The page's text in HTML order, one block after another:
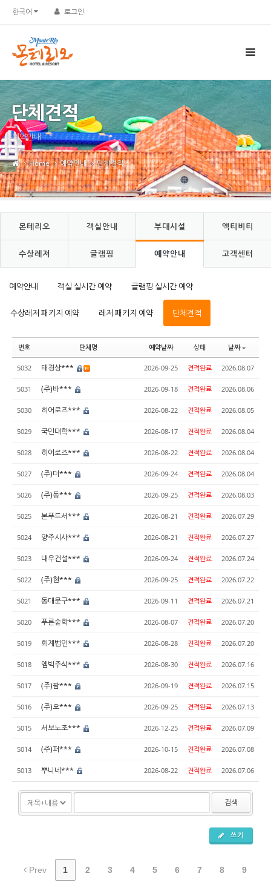
한국어 로그인
단체견적
예약안내
Home 예약안내 단체견적
몬테리오 객실안내 부대시설 액티비티
수상레저 글램핑 예약안내 고객센터
예약안내 객실 실시간 예약 글램핑 실시간 예약
수상레저 패키지 예약 레저 패키지 예약 단체견적
번호 단체명 예약날짜 상태 날짜
5032 태경상*** 2026-09-25 견적완료 2026.08.07
5031 (주)바*** 2026-09-18 견적완료 2026.08.06
5030 히어로즈*** 2026-08-22 견적완료 2026.08.05
5029 국민대학*** 2026-08-17 견적완료 2026.08.04
5028 히어로즈*** 2026-08-22 견적완료 2026.08.04
5027 (주)더*** 2026-09-24 견적완료 2026.08.04
5026 (주)동*** 2026-09-25 견적완료 2026.08.03
5025 본푸드서*** 2026-08-21 견적완료 2026.07.29
5024 양주시사*** 2026-08-21 견적완료 2026.07.27
5023 대우건설*** 2026-09-24 견적완료 2026.07.24
5022 (주)현*** 2026-09-25 견적완료 2026.07.22
5021 동대문구*** 2026-09-11 견적완료 2026.07.21
5020 푸른숲학*** 2026-08-07 견적완료 2026.07.20
5019 회계법인*** 2026-08-28 견적완료 2026.07.20
5018 엠빅주식*** 2026-08-30 견적완료 2026.07.16
5017 (주)팜*** 2026-09-19 견적완료 2026.07.15
5016 (주)오*** 2026-09-25 견적완료 2026.07.13
5015 서보노조*** 2026-12-25 견적완료 2026.07.09
5014 (주)퍼*** 2026-10-15 견적완료 2026.07.08
5013 뿌니네*** 2026-08-22 견적완료 2026.07.06
검색
쓰기
Prev 1 2 3 4 5 6 7 8 9
Sketchbook5, 스케치북5